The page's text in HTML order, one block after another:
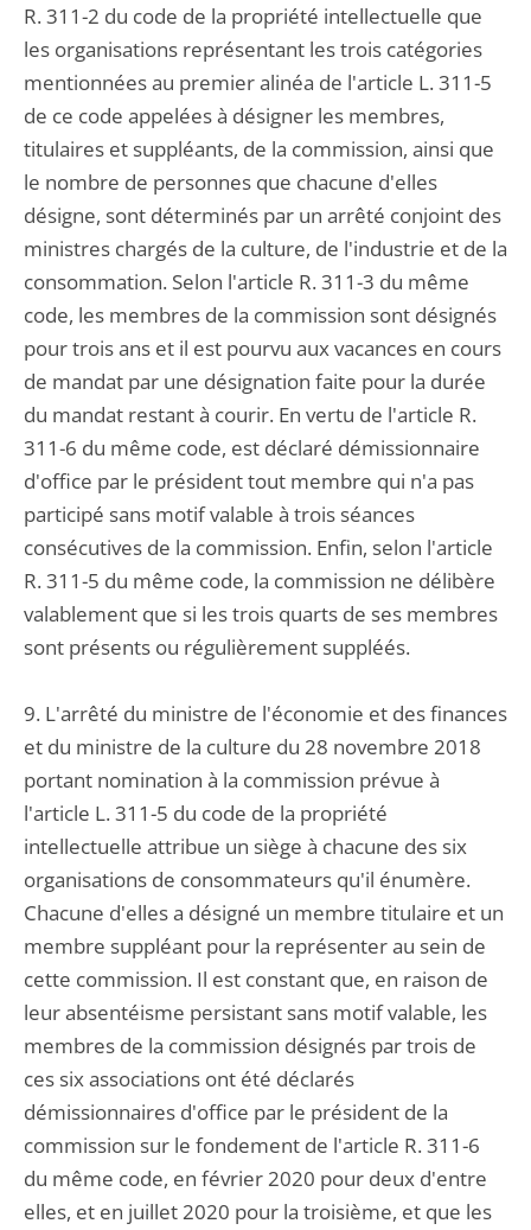
R. 311-2 du code de la propriété intellectuelle que
les organisations représentant les trois catégories
mentionnées au premier alinéa de l'article L. 311-5
de ce code appelées à désigner les membres,
titulaires et suppléants, de la commission, ainsi que
le nombre de personnes que chacune d'elles
désigne, sont déterminés par un arrêté conjoint des
ministres chargés de la culture, de l'industrie et de la
consommation. Selon l'article R. 311-3 du même
code, les membres de la commission sont désignés
pour trois ans et il est pourvu aux vacances en cours
de mandat par une désignation faite pour la durée
du mandat restant à courir. En vertu de l'article R.
311-6 du même code, est déclaré démissionnaire
d'office par le président tout membre qui n'a pas
participé sans motif valable à trois séances
consécutives de la commission. Enfin, selon l'article
R. 311-5 du même code, la commission ne délibère
valablement que si les trois quarts de ses membres
sont présents ou régulièrement suppléés.
9. L'arrêté du ministre de l'économie et des finances
et du ministre de la culture du 28 novembre 2018
portant nomination à la commission prévue à
l'article L. 311-5 du code de la propriété
intellectuelle attribue un siège à chacune des six
organisations de consommateurs qu'il énumère.
Chacune d'elles a désigné un membre titulaire et un
membre suppléant pour la représenter au sein de
cette commission. Il est constant que, en raison de
leur absentéisme persistant sans motif valable, les
membres de la commission désignés par trois de
ces six associations ont été déclarés
démissionnaires d'office par le président de la
commission sur le fondement de l'article R. 311-6
du même code, en février 2020 pour deux d'entre
elles, et en juillet 2020 pour la troisième, et que les